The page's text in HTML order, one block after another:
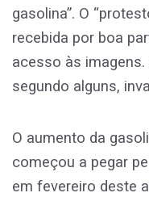
gasolina”. O
recebida por boa
acesso às
segundo alguns,
O aumento da
começou a pegar
em fevereiro deste